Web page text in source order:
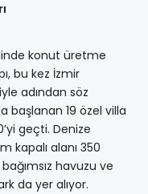
konut üretme
bu kez İzmir
adından söz
başlanan 19 özel villa
geçti. Denize
kapalı alanı 350
havuzu ve
da yer alıyor.